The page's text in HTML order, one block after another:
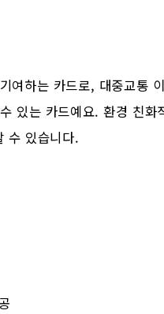
여하는 카드로, 대중교통
있는 카드예요. 환경 친화
수 있습니다.